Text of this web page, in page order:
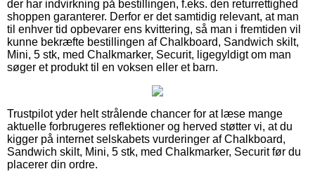
der har indvirkning på bestillingen, f.eks. den returrettighed
shoppen garanterer. Derfor er det samtidig relevant, at man
til enhver tid opbevarer ens kvittering, så man i fremtiden vil
kunne bekræfte bestillingen af Chalkboard, Sandwich skilt,
Mini, 5 stk, med Chalkmarker, Securit, ligegyldigt om man
søger et produkt til en voksen eller et barn.
Trustpilot yder helt strålende chancer for at læse mange
aktuelle forbrugeres reflektioner og herved støtter vi, at du
kigger på internet selskabets vurderinger af Chalkboard,
Sandwich skilt, Mini, 5 stk, med Chalkmarker, Securit før du
placerer din ordre.